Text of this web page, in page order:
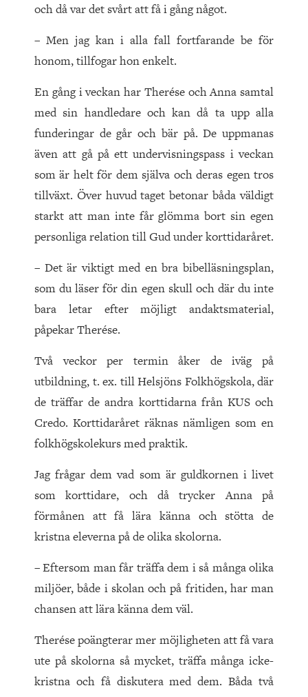
och då var det svårt att få i gång något.
– Men jag kan i alla fall fortfarande be för
honom, tillfogar hon enkelt.
En gång i veckan har Therése och Anna samtal
med sin handledare och kan då ta upp alla
funderingar de går och bär på. De uppmanas
även att gå på ett undervisningspass i veckan
som är helt för dem själva och deras egen tros
tillväxt. Över huvud taget betonar båda väldigt
starkt att man inte får glömma bort sin egen
personliga relation till Gud under korttidaråret.
– Det är viktigt med en bra bibelläsningsplan,
som du läser för din egen skull och där du inte
bara letar efter möjligt andaktsmaterial,
påpekar Therése.
Två veckor per termin åker de iväg på
utbildning, t. ex. till Helsjöns Folkhögskola, där
de träffar de andra korttidarna från KUS och
Credo. Korttidaråret räknas nämligen som en
folkhögskolekurs med praktik.
Jag frågar dem vad som är guldkornen i livet
som korttidare, och då trycker Anna på
förmånen att få lära känna och stötta de
kristna eleverna på de olika skolorna.
– Eftersom man får träffa dem i så många olika
miljöer, både i skolan och på fritiden, har man
chansen att lära känna dem väl.
Therése poängterar mer möjligheten att få vara
ute på skolorna så mycket, träffa många icke-
kristna och få diskutera med dem. Båda två